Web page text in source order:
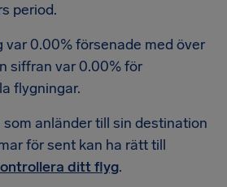
period.
var 0.00% försenade med över
siffran var 0.00% för
flygningar.
anländer till sin destination
för sent kan ha rätt till
ditt flyg.